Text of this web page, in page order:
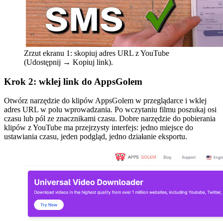
Zrzut ekranu 1: skopiuj adres URL z YouTube
(Udostępnij → Kopiuj link).
Krok 2: wklej link do AppsGolem
Otwórz narzędzie do klipów AppsGolem w przeglądarce i wklej
adres URL w polu wprowadzania. Po wczytaniu filmu poszukaj osi
czasu lub pól ze znacznikami czasu. Dobre narzędzie do pobierania
klipów z YouTube ma przejrzysty interfejs: jedno miejsce do
ustawiania czasu, jeden podgląd, jedno działanie eksportu.